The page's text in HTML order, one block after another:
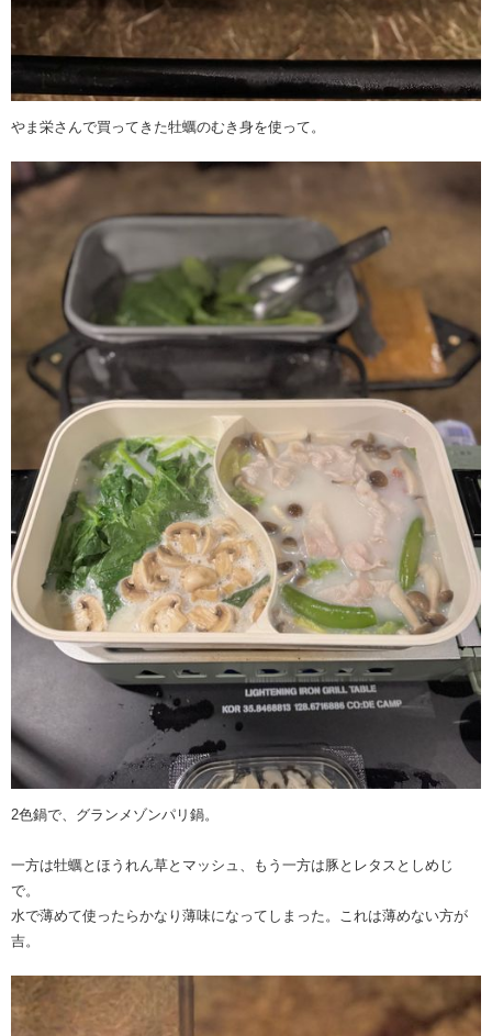
やま栄さんで買ってきた牡蠣のむき身を使って。
2色鍋で、グランメゾンパリ鍋。
一方は牡蠣とほうれん草とマッシュ、もう一方は豚とレタスとしめじ
で。
水で薄めて使ったらかなり薄味になってしまった。これは薄めない方が
吉。